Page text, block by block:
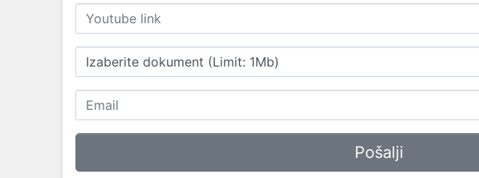
Izaberite dokument (Limit: 1Mb)